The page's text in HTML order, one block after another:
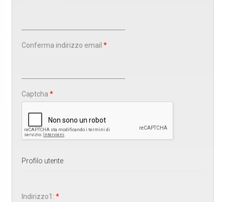
Conferma indirizzo email *
Captcha *
Profilo utente
Indirizzo1: *